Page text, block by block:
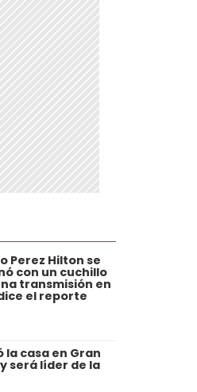
Perez Hilton se
con un cuchillo
transmisión en
el reporte
la casa en Gran
será líder de la